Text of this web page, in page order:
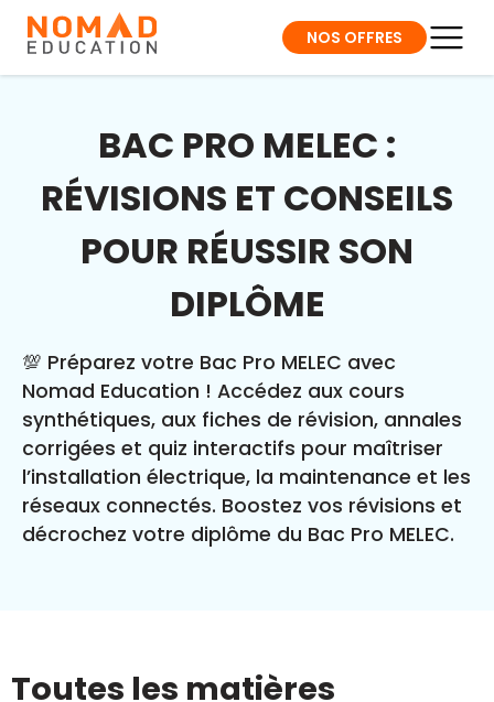
NOS OFFRES
BAC PRO MELEC :
RÉVISIONS ET CONSEILS
POUR RÉUSSIR SON
DIPLÔME
💯 Préparez votre Bac Pro MELEC avec
Nomad Education ! Accédez aux cours
synthétiques, aux fiches de révision, annales
corrigées et quiz interactifs pour maîtriser
l’installation électrique, la maintenance et les
réseaux connectés. Boostez vos révisions et
décrochez votre diplôme du Bac Pro MELEC.
Toutes les matières